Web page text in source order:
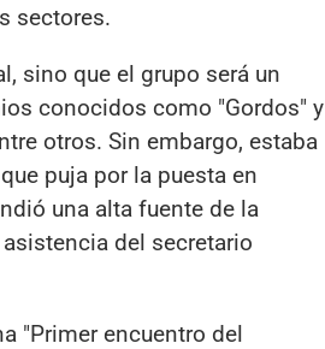
sectores.
sino que el grupo será un
conocidos como "Gordos" y
otros. Sin embargo, estaba
puja por la puesta en
una alta fuente de la
del secretario
"Primer encuentro del